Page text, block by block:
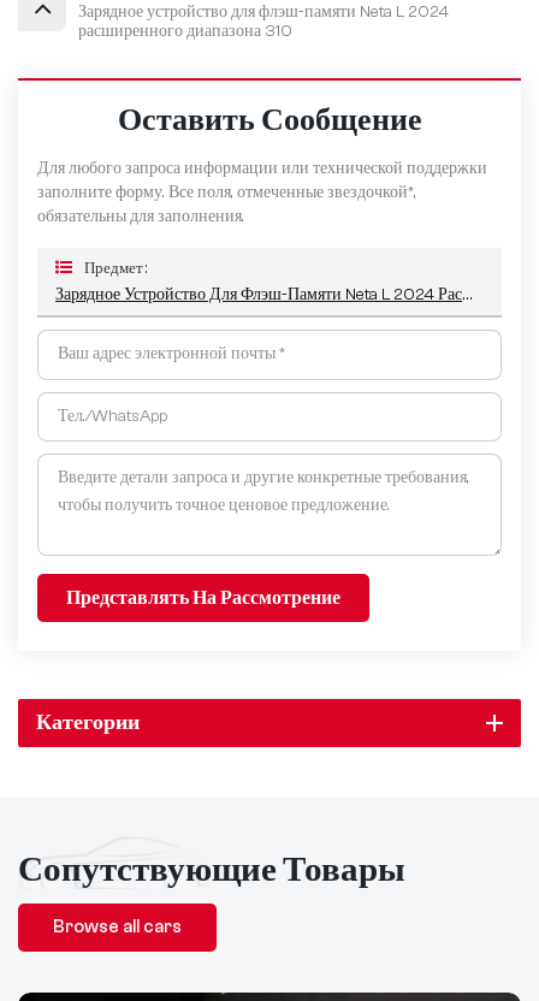
Зарядное устройство для флэш-памяти Neta L 2024
расширенного диапазона 310
Оставить Сообщение
Для любого запроса информации или технической поддержки
заполните форму. Все поля, отмеченные звездочкой*,
обязательны для заполнения.
Предмет :
Зарядное Устройство Для Флэш-Памяти Neta L 2024 Расширенного Диапазона 220
Представлять На Рассмотрение
Категории
Сопутствующие Товары
Browse all cars